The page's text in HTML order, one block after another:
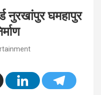
नुरखांपुर घमहापुर